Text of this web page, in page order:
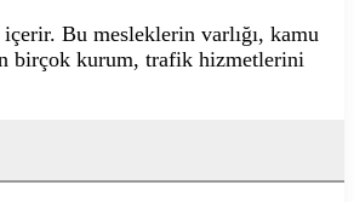
Bu mesleklerin varlığı, kamu
birçok kurum, trafik hizmetlerini